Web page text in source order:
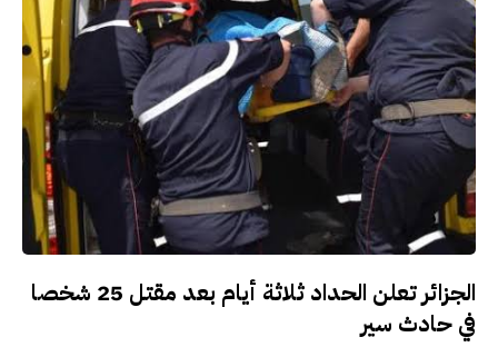
الجزائر تعلن الحداد ثلاثة أيام بعد مقتل 25 شخصا
في حادث سير